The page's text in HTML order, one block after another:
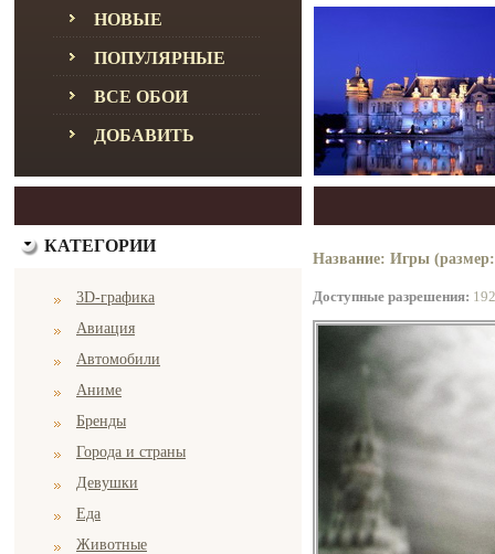
НОВЫЕ
ПОПУЛЯРНЫЕ
ВСЕ ОБОИ
ДОБАВИТЬ
КАТЕГОРИИ
3D-графика
Авиация
Автомобили
Аниме
Бренды
Города и страны
Девушки
Еда
Животные
Название: Игры (размер:
Доступные разрешения: